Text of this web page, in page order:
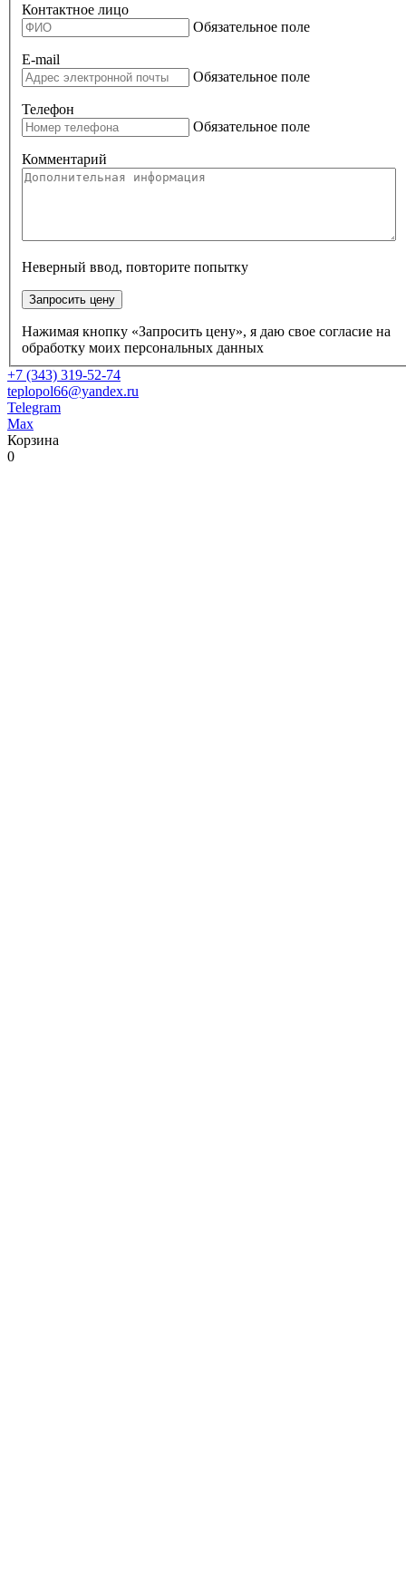
Контактное лицо
Обязательное поле
E-mail
Обязательное поле
Телефон
Обязательное поле
Комментарий
Неверный ввод, повторите попытку
Запросить цену
Нажимая кнопку «Запросить цену», я даю свое согласие на
обработку моих персональных данных
+7 (343) 319-52-74
teplopol66@yandex.ru
Telegram
Max
Корзина
0